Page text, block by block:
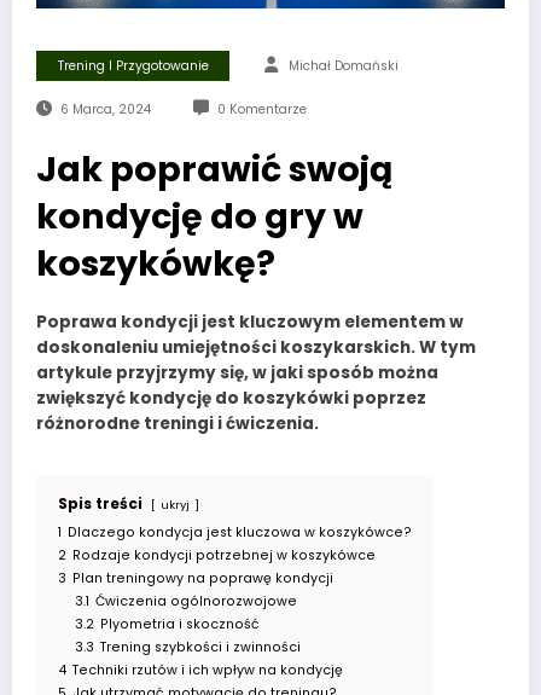
Trening I Przygotowanie Michał Domański
6 Marca, 2024 0 Komentarze
Jak poprawić swoją
kondycję do gry w
koszykówkę?
Poprawa kondycji jest kluczowym elementem w
doskonaleniu umiejętności koszykarskich. W tym
artykule przyjrzymy się, w jaki sposób można
zwiększyć kondycję do koszykówki poprzez
różnorodne treningi i ćwiczenia.
Spis treści ukryj
1 Dlaczego kondycja jest kluczowa w koszykówce?
2 Rodzaje kondycji potrzebnej w koszykówce
3 Plan treningowy na poprawę kondycji
3.1 Ćwiczenia ogólnorozwojowe
3.2 Plyometria i skoczność
3.3 Trening szybkości i zwinności
4 Techniki rzutów i ich wpływ na kondycję